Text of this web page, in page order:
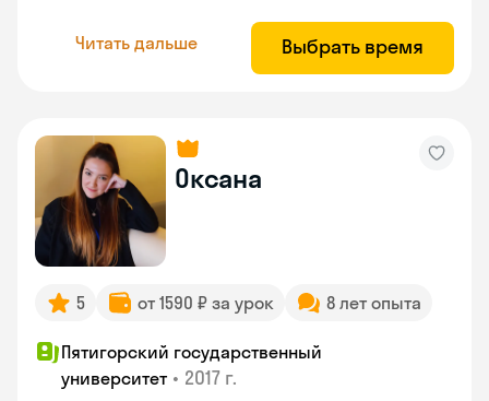
Читать дальше Выбрать время
Оксана
5 от 1590 ₽ за урок 8 лет опыта
Пятигорский государственный
университет • 2017 г.